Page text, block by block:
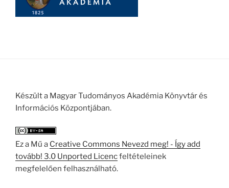
Készült a Magyar Tudományos Akadémia Könyvtár és
Információs Központjában.
Ez a Mű a Creative Commons Nevezd meg! - Így add
tovább! 3.0 Unported Licencfeltételeinek
megfelelően felhasználható.